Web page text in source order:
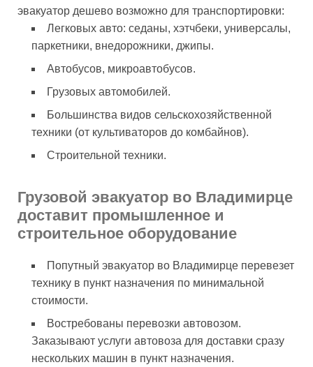
эвакуатор дешево возможно для транспортировки:
Легковых авто: седаны, хэтчбеки, универсалы,
паркетники, внедорожники, джипы.
Автобусов, микроавтобусов.
Грузовых автомобилей.
Большинства видов сельскохозяйственной
техники (от культиваторов до комбайнов).
Строительной техники.
Грузовой эвакуатор во Владимирце
доставит промышленное и
строительное оборудование
Попутный эвакуатор во Владимирце перевезет
технику в пункт назначения по минимальной
стоимости.
Востребованы перевозки автовозом.
Заказывают услуги автовоза для доставки сразу
нескольких машин в пункт назначения.